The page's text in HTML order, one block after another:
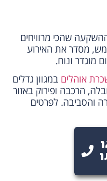
שהכי מרוויחים
מסדר את האירוע
מוגדר ונוח.
אוהלים במגוון גדלים
הרכבה ופירוק באזור
והסביבה. לפרטים